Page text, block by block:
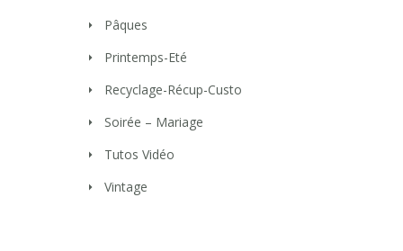
Pâques
Printemps-Eté
Recyclage-Récup-Custo
Soirée – Mariage
Tutos Vidéo
Vintage